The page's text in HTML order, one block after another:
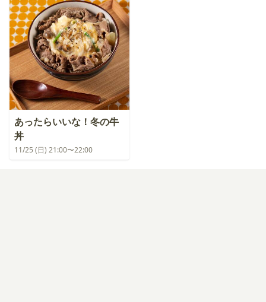
あったらいいな！冬の牛
丼
11/25 (日) 21:00〜22:00